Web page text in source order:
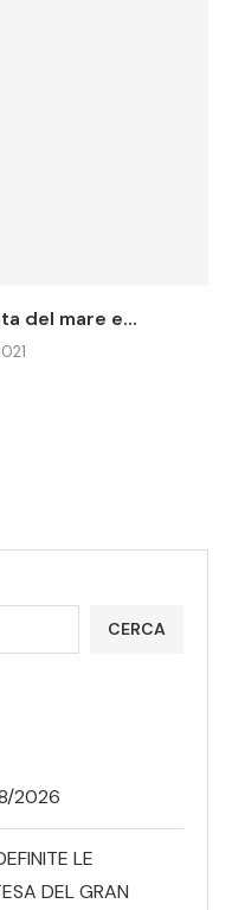
del mare e...
CERCA
2026
LE
DEL GRAN